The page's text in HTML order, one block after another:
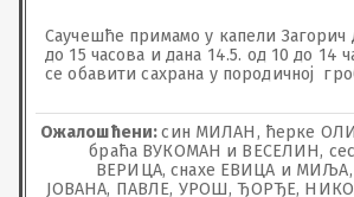
Саучешће примамо у капели Загорич
до 15 часова и дана 14.5. од 10 до 14
се обавити сахрана у породичној
Ожалошћени:син МИЛАН, ћерке
браћа ВУКОМАН и ВЕСЕЛИН,
ВЕРИЦА, снахе ЕВИЦА и МИЉА,
ЈОВАНА, ПАВЛЕ, УРОШ, ЂОРЂЕ,